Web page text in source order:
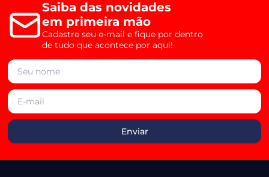
Saiba das novidades
em primeira mão
Cadastre seu e-mail e fique por dentro
de tudo que acontece por aqui!